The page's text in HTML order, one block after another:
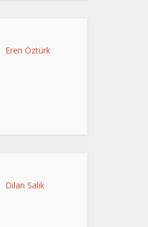
Eren Öztürk
Dilan Salık